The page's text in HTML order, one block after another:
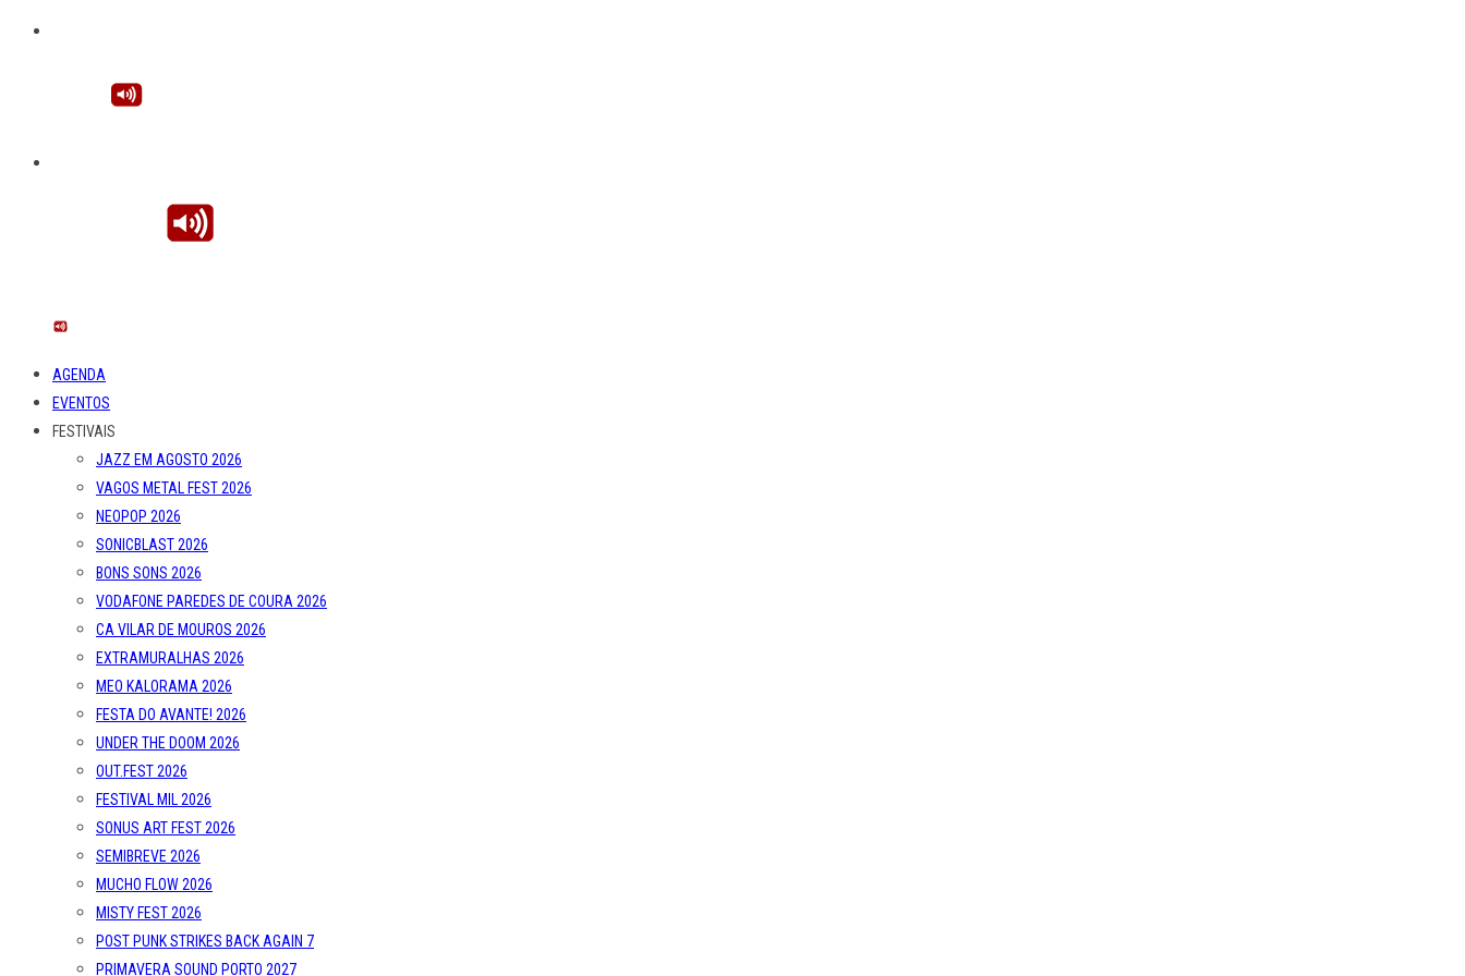
AGENDA
EVENTOS
FESTIVAIS
JAZZ EM AGOSTO 2026
VAGOS METAL FEST 2026
NEOPOP 2026
SONICBLAST 2026
BONS SONS 2026
VODAFONE PAREDES DE COURA 2026
CA VILAR DE MOUROS 2026
EXTRAMURALHAS 2026
MEO KALORAMA 2026
FESTA DO AVANTE! 2026
UNDER THE DOOM 2026
OUT.FEST 2026
FESTIVAL MIL 2026
SONUS ART FEST 2026
SEMIBREVE 2026
MUCHO FLOW 2026
MISTY FEST 2026
POST PUNK STRIKES BACK AGAIN 7
PRIMAVERA SOUND PORTO 2027